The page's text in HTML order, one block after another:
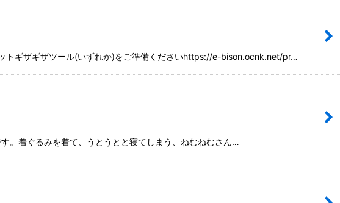
ギザギザツール(いずれか)をご準備くださいhttps://e-bison.ocnk.net/pr…
ぐるみを着て、うとうとと寝てしまう、ねむねむさん…